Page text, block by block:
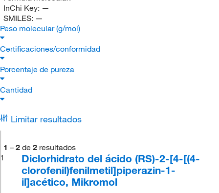
InChi Key: —
SMILES: —
Peso molecular (g/mol)
Certificaciones/conformidad
Porcentaje de pureza
Cantidad
Limitar resultados
1 – 2 de 2 resultados
1
Diclorhidrato del ácido (RS)-2-[4-[(4-
clorofenil)fenilmetil]piperazin-1-
il]acético, Mikromol